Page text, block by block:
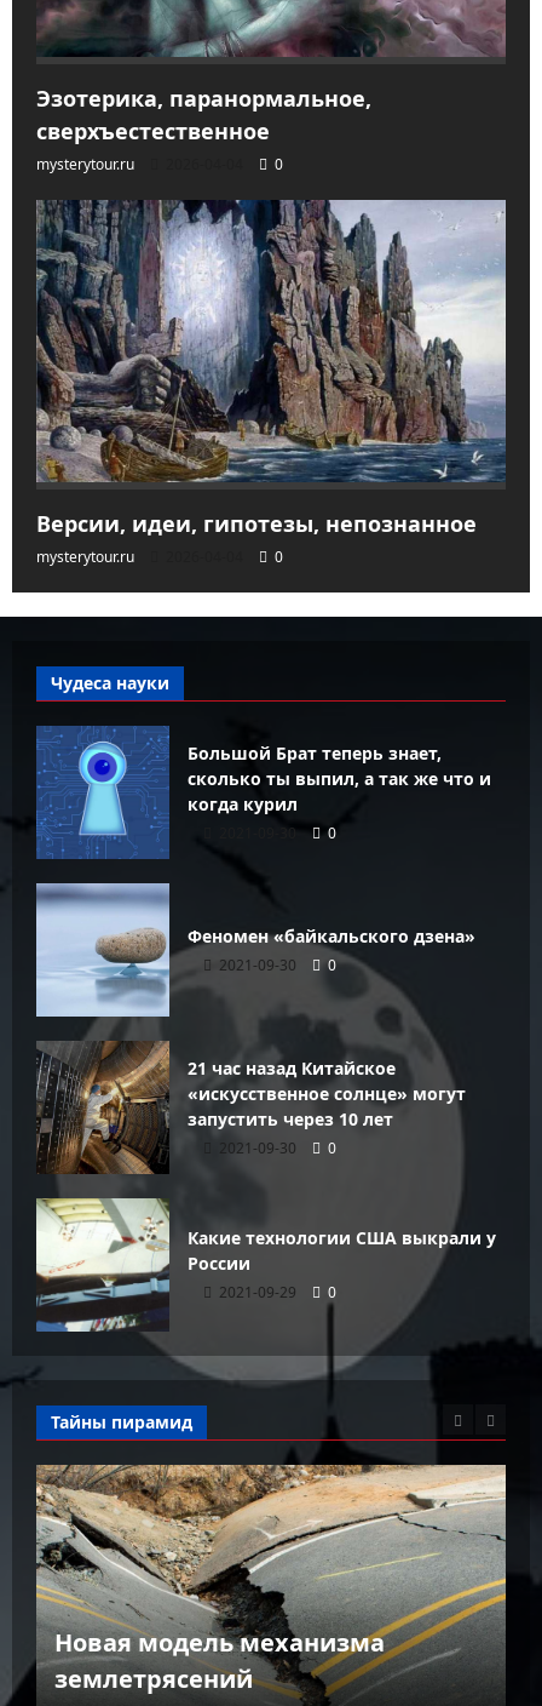
Эзотерика, паранормальное,
сверхъестественное
mysterytour.ru 0
Версии, идеи, гипотезы, непознанное
mysterytour.ru 0
Чудеса науки
Большой Брат теперь знает,
сколько ты выпил, а так же что и
когда курил
2021-09-30 0
Феномен «байкальского дзена»
2021-09-30 0
21 час назад Китайское
«искусственное солнце» могут
запустить через 10 лет
2021-09-30 0
Какие технологии США выкрали у
России
2021-09-29 0
Тайны пирамид
Новая модель механизма
землетрясений